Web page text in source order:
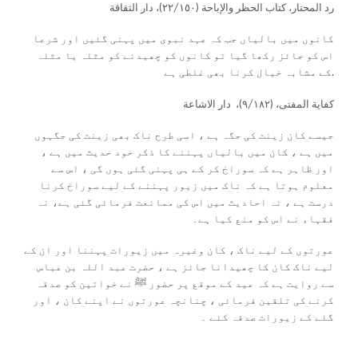
رد المحتار، كتاب الحظر والإباحة (٢٢/١٥٠)، دار الثقاقة
کانوں میں بالیاں جب کہ عہد نبوی میں پہنی گئیں اور شرعا
اس کو جائز رکھا گیا تو کانوں کو چھیدنے کو مثلہ یا مثلہ
کے مشابہ خیال کرنا بھی غلطی ہے.
كفاية المفتى، (٩/١٨٢)، دار الاشاعة
میں ہے ، کان میں بالیاں پہننے کا ذکر خود حدیث میں ہے ،
اور ظاہر ہے کہ سوراخ کر کے ہی پہنی گئی ہوں گی ، اس سے
معلوم ہوتا ہے کہ ناک میں زیور پہننے کے لیے سوراخ کرنا
درست ہے ، نہ احادیث میں اس کی ممانعت فرمائی گئی ہے، نہ
فقہاء نے اس کو منع کیا ہے۔
عورتوں کے لیے ناک ، کان وغیرہ میں زیورات پہننا اور ان کے
لیے ناک کان کا چھیدانا جائز ہے ، حضرت عبد اللہ بن عباس
سے روایت ہے کہ عید کے موقع پر حضور ﷺ نے خواتین کو صدقہ
کرنے کی تلقین فرمائی ، چنانچہ عورتوں نے اپنے کان ، اور
گلے کے زیورات صدقہ کئے ۔